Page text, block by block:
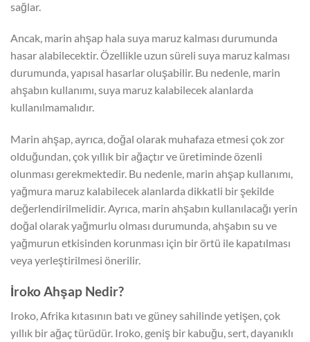
sağlar.
Ancak, marin ahşap hala suya maruz kalması durumunda
hasar alabilecektir. Özellikle uzun süreli suya maruz kalması
durumunda, yapısal hasarlar oluşabilir. Bu nedenle, marin
ahşabın kullanımı, suya maruz kalabilecek alanlarda
kullanılmamalıdır.
Marin ahşap, ayrıca, doğal olarak muhafaza etmesi çok zor
olduğundan, çok yıllık bir ağaçtır ve üretiminde özenli
olunması gerekmektedir. Bu nedenle, marin ahşap kullanımı,
yağmura maruz kalabilecek alanlarda dikkatli bir şekilde
değerlendirilmelidir. Ayrıca, marin ahşabın kullanılacağı yerin
doğal olarak yağmurlu olması durumunda, ahşabın su ve
yağmurun etkisinden korunması için bir örtü ile kapatılması
veya yerleştirilmesi önerilir.
İroko Ahşap Nedir?
Iroko, Afrika kıtasının batı ve güney sahilinde yetişen, çok
yıllık bir ağaç türüdür. Iroko, geniş bir kabuğu, sert, dayanıklı